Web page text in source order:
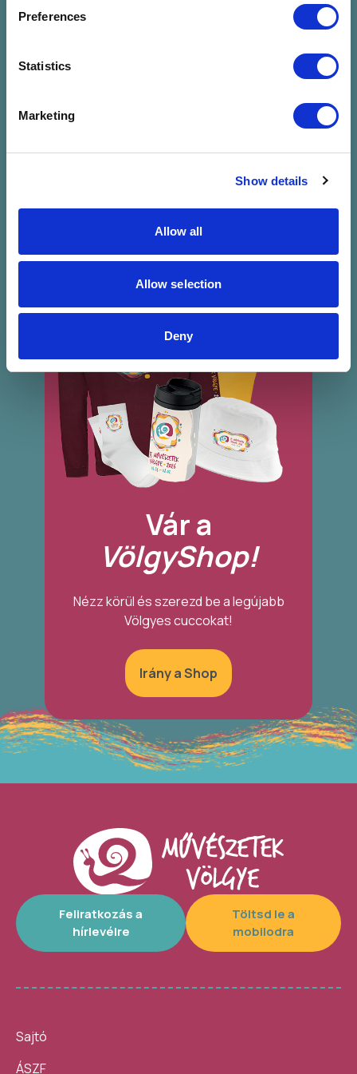
Preferences
Statistics
Marketing
Show details
Allow all
Allow selection
Deny
megadott
szűrésre
Vár a
VölgyShop!
Nézz körül és szerezd be a legújabb
Völgyes cuccokat!
Irány a Shop
Feliratkozás a
hírlevélre
Töltsd le a
mobilodra
Sajtó
ÁSZF